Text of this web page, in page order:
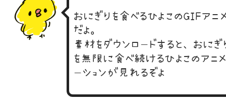
おにぎりを食べるひよこのGIFアニ
だよ。
素材をダウンロードすると、おにぎ
を無限に食べ続けるひよこのアニ
ーションが見れるぞよ